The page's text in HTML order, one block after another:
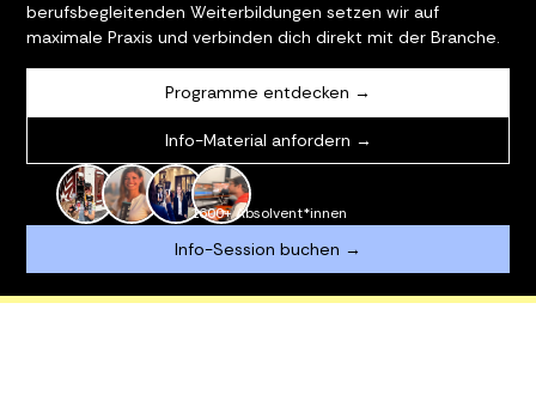
berufsbegleitenden Weiterbildungen setzen wir auf
maximale Praxis und verbinden dich direkt mit der Branche.
Programme entdecken →
Info-Material anfordern →
1600+ Absolvent*innen
Info-Session buchen →